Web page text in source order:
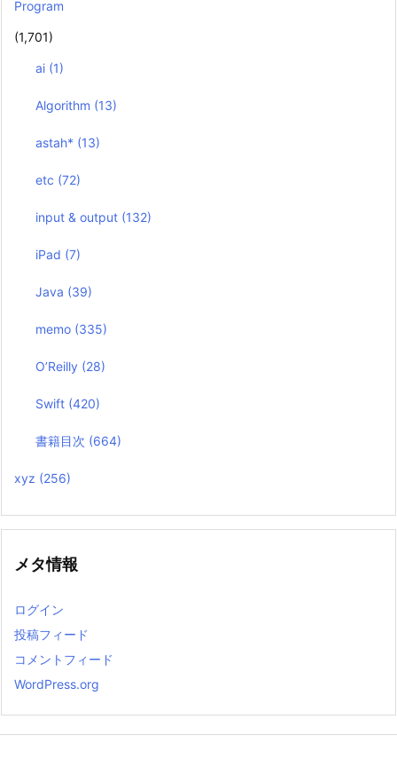
Program
(1,701)
ai (1)
Algorithm (13)
astah* (13)
etc (72)
input & output (132)
iPad (7)
Java (39)
memo (335)
O’Reilly (28)
Swift (420)
書籍目次 (664)
xyz (256)
メタ情報
ログイン
投稿フィード
コメントフィード
WordPress.org